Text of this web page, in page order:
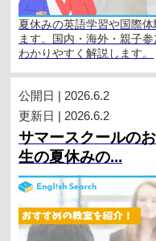
夏休みの英語学習や国際
ます。国内・海外・親子
わかりやすく解説します。
公開日 | 2026.6.2
更新日 | 2026.6.2
サマースクールの
生の夏休みの...